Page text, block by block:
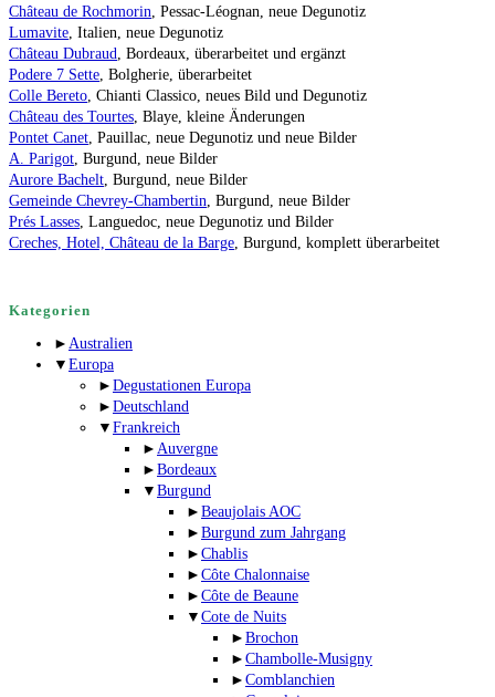
Château de Rochmorin, Pessac-Léognan, neue Degunotiz
Lumavite, Italien, neue Degunotiz
Château Dubraud, Bordeaux, überarbeitet und ergänzt
Podere 7 Sette, Bolgherie, überarbeitet
Colle Bereto, Chianti Classico, neues Bild und Degunotiz
Château des Tourtes, Blaye, kleine Änderungen
Pontet Canet, Pauillac, neue Degunotiz und neue Bilder
A. Parigot, Burgund, neue Bilder
Aurore Bachelt, Burgund, neue Bilder
Gemeinde Chevrey-Chambertin, Burgund, neue Bilder
Prés Lasses, Languedoc, neue Degunotiz und Bilder
Creches, Hotel, Château de la Barge, Burgund, komplett überarbeitet
Kategorien
► Australien
▼ Europa
► Degustationen Europa
► Deutschland
▼ Frankreich
► Auvergne
► Bordeaux
▼ Burgund
► Beaujolais AOC
► Burgund zum Jahrgang
► Chablis
► Côte Chalonnaise
► Côte de Beaune
▼ Cote de Nuits
► Brochon
► Chambolle-Musigny
► Comblanchien